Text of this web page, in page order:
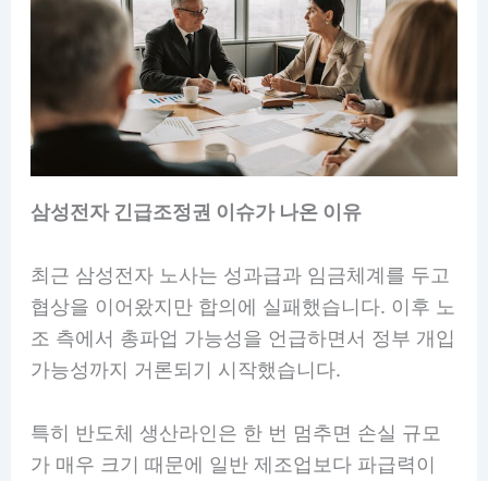
삼성전자 긴급조정권 이슈가 나온 이유
최근 삼성전자 노사는 성과급과 임금체계를 두고
협상을 이어왔지만 합의에 실패했습니다. 이후 노
조 측에서 총파업 가능성을 언급하면서 정부 개입
가능성까지 거론되기 시작했습니다.
특히 반도체 생산라인은 한 번 멈추면 손실 규모
가 매우 크기 때문에 일반 제조업보다 파급력이